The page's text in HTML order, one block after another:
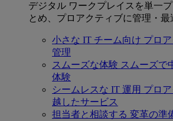
デジタル ワークプレイスを単一
とめ、プロアクティブに管理・最
小さな IT チーム向け プロ
管理
スムーズな体験 スムーズで
体験
シームレスな IT 運用 プロ
越したサービス
担当者と相談する 変革の準